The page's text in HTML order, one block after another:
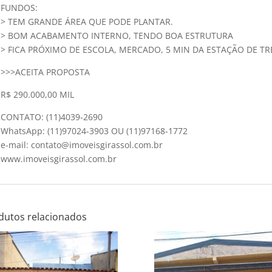
FUNDOS:
> TEM GRANDE ÁREA QUE PODE PLANTAR.
> BOM ACABAMENTO INTERNO, TENDO BOA ESTRUTURA
> FICA PRÓXIMO DE ESCOLA, MERCADO, 5 MIN DA ESTAÇÃO DE
>>>ACEITA PROPOSTA
R$ 290.000,00 MIL
CONTATO: (11)4039-2690
WhatsApp: (11)97024-3903 OU (11)97168-1772
e-mail: contato@imoveisgirassol.com.br
www.imoveisgirassol.com.br
relacionados